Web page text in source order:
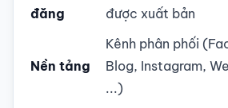
đăng
được xuất bản
Nền tảng
Kênh phân phối
Blog, Instagram,
...)